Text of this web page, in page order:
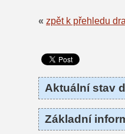
« zpět k přehledu
Aktuální stav
Základní